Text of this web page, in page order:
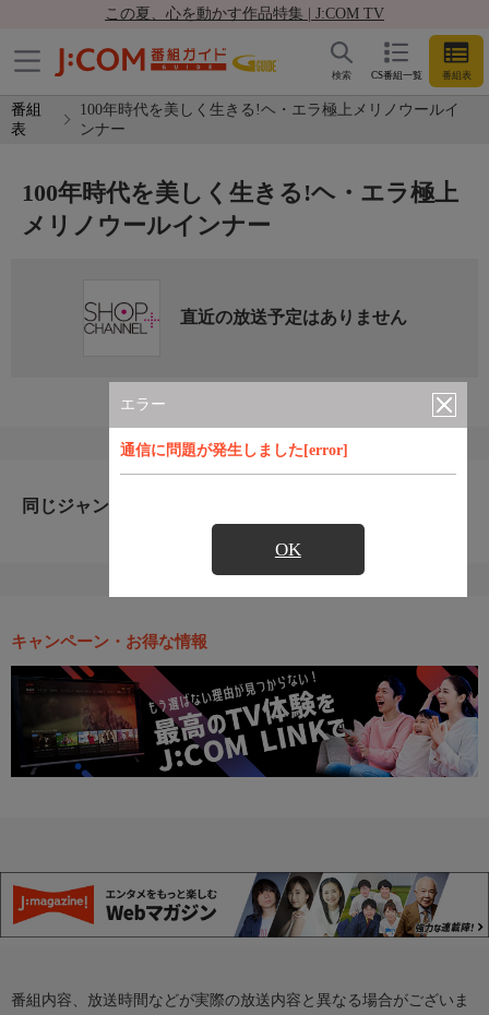
この夏、心を動かす作品特集 | J:COM TV
CS番組一覧 番組表
検索
番組
表
100年時代を美しく生きる!ヘ・エラ極上メリノウールイ
ンナー
エラー
通信に問題が発生しました[error]
OK
100年時代を美しく生きる!ヘ・エラ極上
メリノウールインナー
直近の放送予定はありません
同じジャンルのおすすめ番組
キャンペーン・お得な情報
番組内容、放送時間などが実際の放送内容と異なる場合がございま